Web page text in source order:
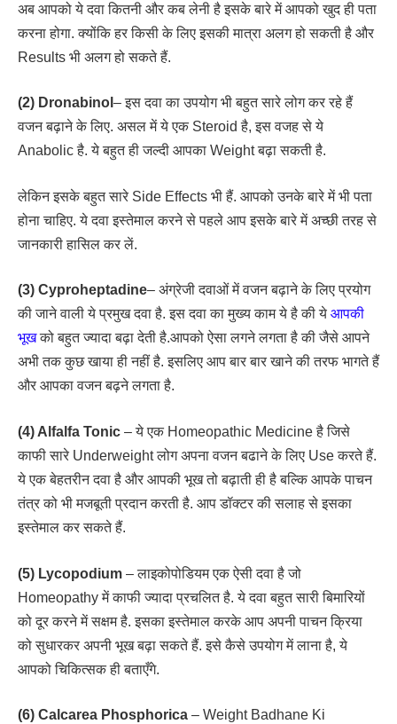
अब आपको ये दवा कितनी और कब लेनी है इसके बारे में आपको खुद ही पता
करना होगा. क्योंकि हर किसी के लिए इसकी मात्रा अलग हो सकती है और
Results भी अलग हो सकते हैं.
(2) Dronabinol – इस दवा का उपयोग भी बहुत सारे लोग कर रहे हैं
वजन बढ़ाने के लिए. असल में ये एक Steroid है, इस वजह से ये
Anabolic है. ये बहुत ही जल्दी आपका Weight बढ़ा सकती है.
लेकिन इसके बहुत सारे Side Effects भी हैं. आपको उनके बारे में भी पता
होना चाहिए. ये दवा इस्तेमाल करने से पहले आप इसके बारे में अच्छी तरह से
जानकारी हासिल कर लें.
(3) Cyproheptadine– अंग्रेजी दवाओं में वजन बढ़ाने के लिए प्रयोग
की जाने वाली ये प्रमुख दवा है. इस दवा का मुख्य काम ये है की ये आपकी
भूखको बहुत ज्यादा बढ़ा देती है.आपको ऐसा लगने लगता है की जैसे आपने
अभी तक कुछ खाया ही नहीं है. इसलिए आप बार बार खाने की तरफ भागते हैं
और आपका वजन बढ़ने लगता है.
(4) Alfalfa Tonic – ये एक Homeopathic Medicine है जिसे
काफी सारे Underweight लोग अपना वजन बढाने के लिए Use करते हैं.
ये एक बेहतरीन दवा है और आपकी भूख तो बढ़ाती ही है बल्कि आपके पाचन
तंत्र को भी मजबूती प्रदान करती है. आप डॉक्टर की सलाह से इसका
इस्तेमाल कर सकते हैं.
(5) Lycopodium – लाइकोपोडियम एक ऐसी दवा है जो
Homeopathy में काफी ज्यादा प्रचलित है. ये दवा बहुत सारी बिमारियों
को दूर करने में सक्षम है. इसका इस्तेमाल करके आप अपनी पाचन क्रिया
को सुधारकर अपनी भूख बढ़ा सकते हैं. इसे कैसे उपयोग में लाना है, ये
आपको चिकित्सक ही बताएँगे.
(6) Calcarea Phosphorica – Weight Badhane Ki